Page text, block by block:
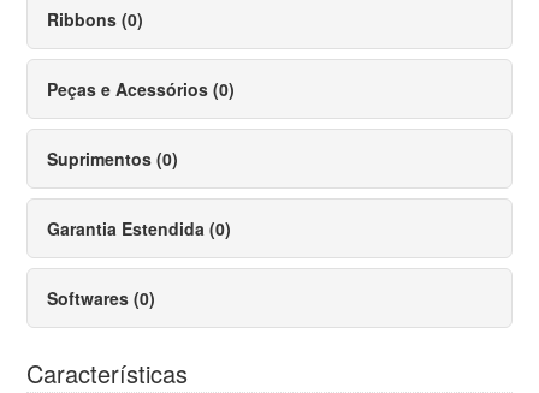
Ribbons (0)
Peças e Acessórios (0)
Suprimentos (0)
Garantia Estendida (0)
Softwares (0)
Características